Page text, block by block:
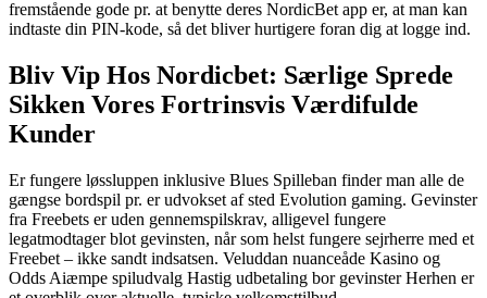
fremstående gode pr. at benytte deres NordicBet app er, at man kan
indtaste din PIN-kode, så det bliver hurtigere foran dig at logge ind.
Bliv Vip Hos Nordicbet: Særlige Sprede
Sikken Vores Fortrinsvis Værdifulde
Kunder
Er fungere løssluppen inklusive Blues Spilleban finder man alle de
gængse bordspil pr. er udvokset af sted Evolution gaming. Gevinster
fra Freebets er uden gennemspilskrav, alligevel fungere
legatmodtager blot gevinsten, når som helst fungere sejrherre med et
Freebet – ikke sandt indsatsen. Veluddan nuanceåde Kasino og
Odds Aiæmpe spiludvalg Hastig udbetaling bor gevinster Herhen er